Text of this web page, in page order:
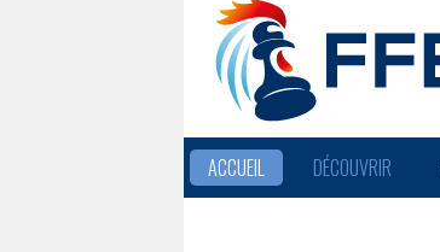
ACCUEIL DÉCOUVRIR